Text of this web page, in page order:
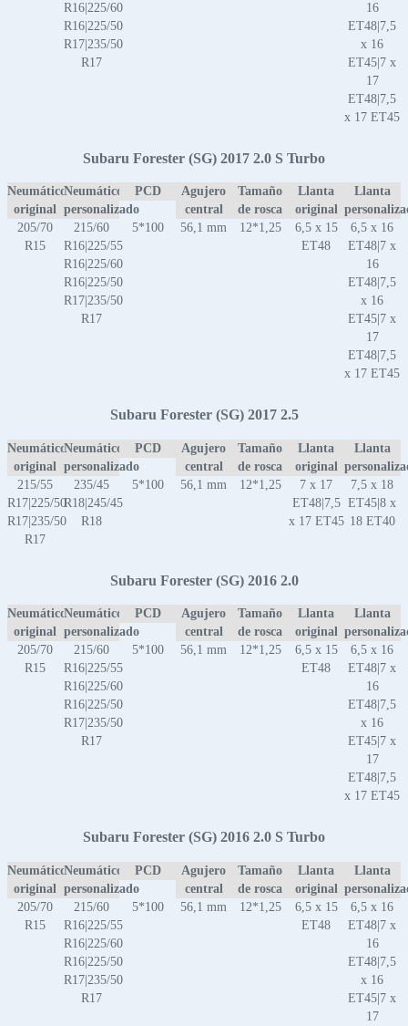
R16|225/60
R16|225/50
R17|235/50
R17
16
ET48|7,5
x 16
ET45|7 x
17
ET48|7,5
x 17 ET45
Subaru Forester (SG) 2017 2.0 S Turbo
Neumático
original
Neumático
personalizado
PCD
Agujero
central
Tamaño
de rosca
Llanta
original
Llanta
205/70
R15
215/60
R16|225/55
R16|225/60
R16|225/50
R17|235/50
R17
5*100 56,1 mm 12*1,25
6,5 x 15
ET48
6,5 x 16
ET48|7 x
16
ET48|7,5
x 16
ET45|7 x
17
ET48|7,5
x 17 ET45
Subaru Forester (SG) 2017 2.5
Neumático
original
Neumático
personalizado
PCD
Agujero
central
Tamaño
de rosca
Llanta
original
Llanta
215/55
R17|225/50
R17|235/50
R17
235/45
R18|245/45
R18
5*100 56,1 mm 12*1,25
7 x 17
ET48|7,5
x 17 ET45
7,5 x 18
ET45|8 x
18 ET40
Subaru Forester (SG) 2016 2.0
Neumático
original
Neumático
personalizado
PCD
Agujero
central
Tamaño
de rosca
Llanta
original
Llanta
205/70
R15
215/60
R16|225/55
R16|225/60
R16|225/50
R17|235/50
R17
5*100 56,1 mm 12*1,25
6,5 x 15
ET48
6,5 x 16
ET48|7 x
16
ET48|7,5
x 16
ET45|7 x
17
ET48|7,5
x 17 ET45
Subaru Forester (SG) 2016 2.0 S Turbo
Neumático
original
Neumático
personalizado
PCD
Agujero
central
Tamaño
de rosca
Llanta
original
Llanta
205/70
R15
215/60
R16|225/55
R16|225/60
R16|225/50
R17|235/50
R17
5*100 56,1 mm 12*1,25
6,5 x 15
ET48
6,5 x 16
ET48|7 x
16
ET48|7,5
x 16
ET45|7 x
17